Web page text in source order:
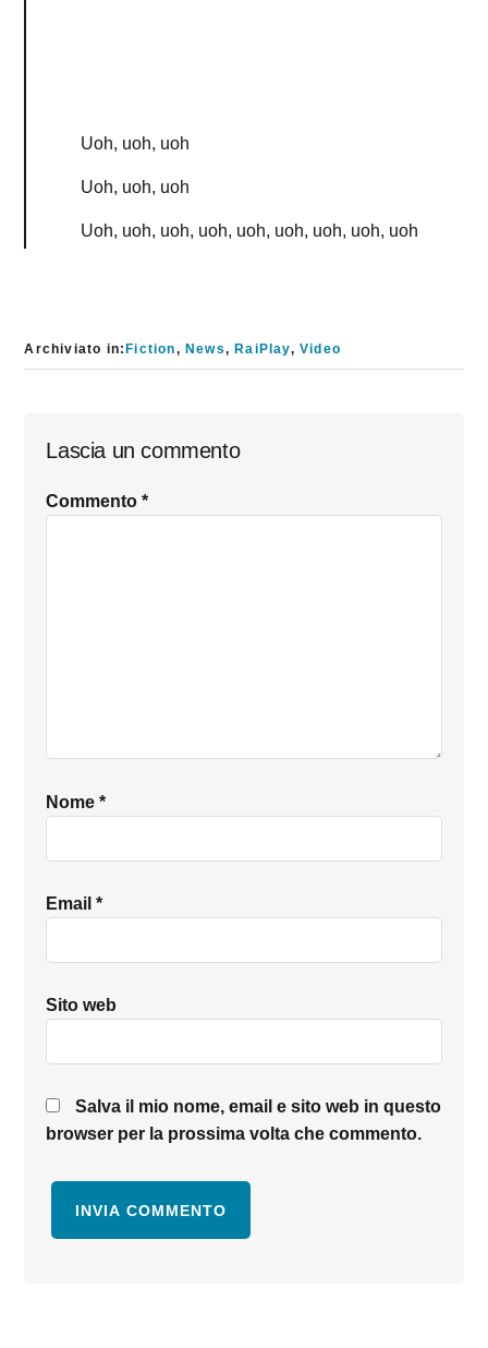
Uoh, uoh, uoh
Uoh, uoh, uoh
Uoh, uoh, uoh, uoh, uoh, uoh, uoh, uoh, uoh
Archiviato in:Fiction,News,RaiPlay,Video
Interazioni
del
Lascia un commento
Commento*
Nome*
Email*
Sito web
Salva il mio nome, email e sito web in questo
browser per la prossima volta che commento.